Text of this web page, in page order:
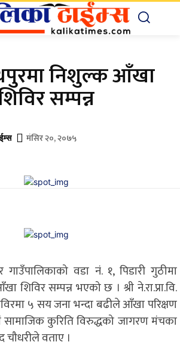
निशुल्क आँखा
सम्पन्न
मंसिर २०, २०७५
गाउँपालिकाको वडा नं. १, पिडारी गुठीमा
शिविर सम्पन्न भएको छ । श्री ने.रा.प्रा.वि.
५ सय जना भन्दा बढीले आँखा परिक्षण
सामाजिक कुरिति विरुद्धको जागरण मंचका
चौधरीले वताए ।